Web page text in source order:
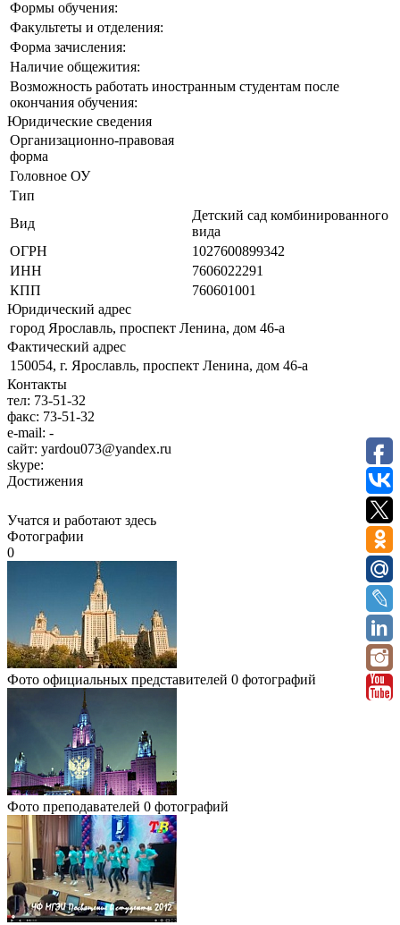
Формы обучения:
Факультеты и отделения:
Форма зачисления:
Наличие общежития:
Возможность работать иностранным студентам после
окончания обучения:
Юридические сведения
Организационно-правовая
форма
Головное ОУ
Тип
Вид
Детский сад комбинированного
вида
ОГРН
1027600899342
ИНН
7606022291
КПП
760601001
Юридический адрес
город Ярославль, проспект Ленина, дом 46-а
Фактический адрес
150054, г. Ярославль, проспект Ленина, дом 46-а
Контакты
тел: 73-51-32
факс: 73-51-32
e-mail: -
сайт: yardou073@yandex.ru
skype:
Достижения
Учатся и работают здесь
Фотографии
0
Фото официальных представителей 0 фотографий
Фото преподавателей 0 фотографий